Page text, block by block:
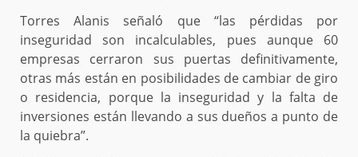
Torres Alanis señaló que “las pérdidas por
inseguridad son incalculables, pues aunque 60
empresas cerraron sus puertas definitivamente,
otras más están en posibilidades de cambiar de giro
o residencia, porque la inseguridad y la falta de
inversiones están llevando a sus dueños a punto de
la quiebra”.